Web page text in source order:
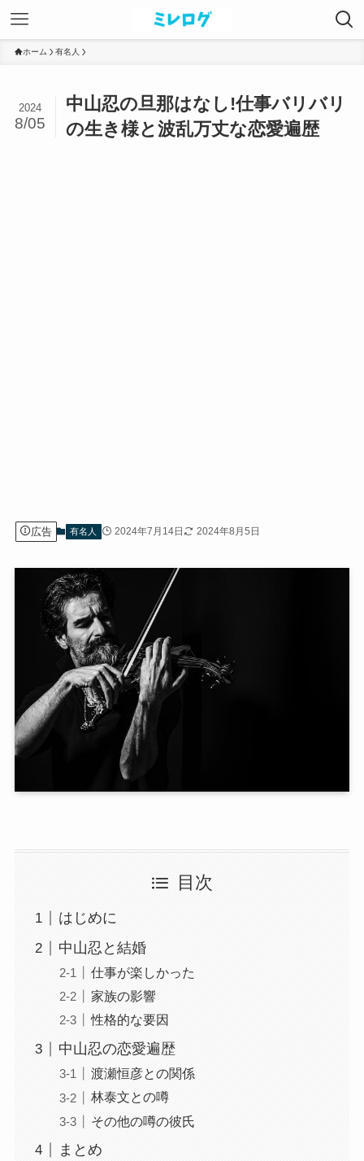
ホーム 有名人
中山忍の旦那はなし!仕事バリバリ
の生き様と波乱万丈な恋愛遍歴
2024
8/05
広告 有名人 2024年7月14日 2024年8月5日
目次
はじめに
中山忍と結婚
仕事が楽しかった
家族の影響
性格的な要因
中山忍の恋愛遍歴
渡瀬恒彦との関係
林泰文との噂
その他の噂の彼氏
まとめ